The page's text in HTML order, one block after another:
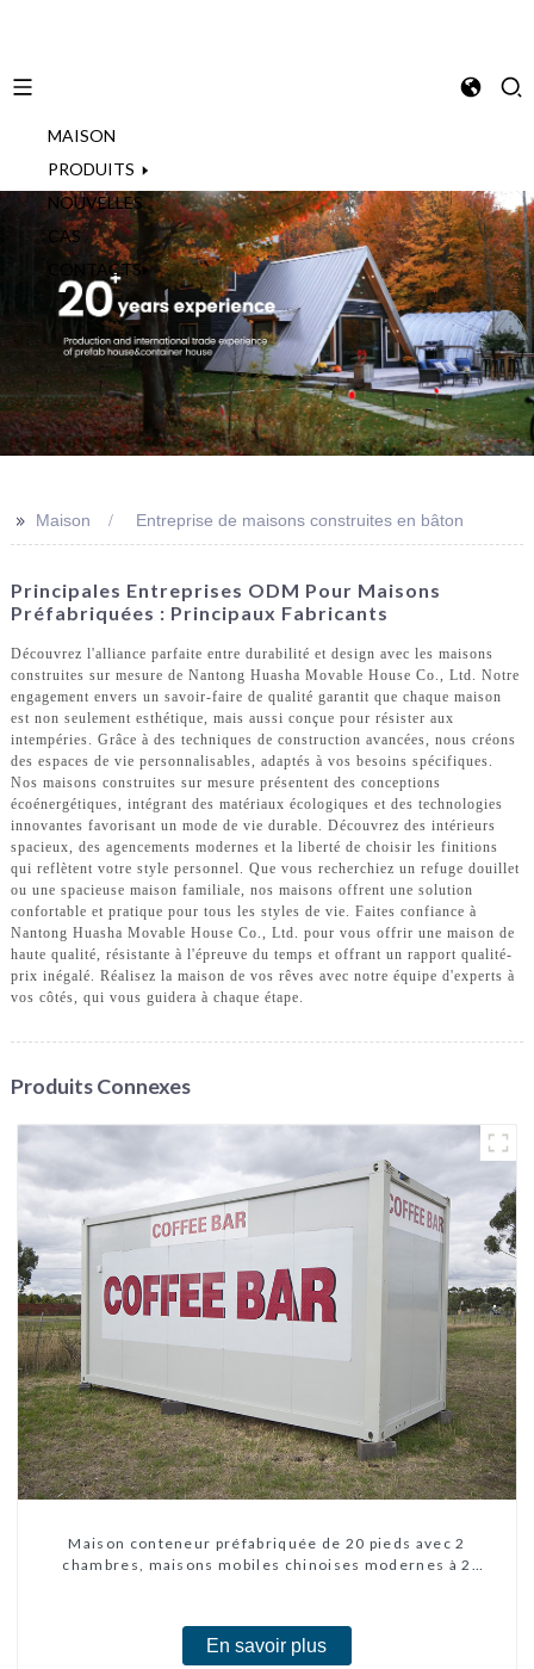
MAISON
PRODUITS
NOUVELLES
CAS
CONTACTS
>> Maison Entreprise de maisons construites en bâton
Principales Entreprises ODM Pour Maisons
Préfabriquées : Principaux Fabricants
Découvrez l'alliance parfaite entre durabilité et design avec les maisons
construites sur mesure de Nantong Huasha Movable House Co., Ltd. Notre
engagement envers un savoir-faire de qualité garantit que chaque maison
est non seulement esthétique, mais aussi conçue pour résister aux
intempéries. Grâce à des techniques de construction avancées, nous créons
des espaces de vie personnalisables, adaptés à vos besoins spécifiques.
Nos maisons construites sur mesure présentent des conceptions
écoénergétiques, intégrant des matériaux écologiques et des technologies
innovantes favorisant un mode de vie durable. Découvrez des intérieurs
spacieux, des agencements modernes et la liberté de choisir les finitions
qui reflètent votre style personnel. Que vous recherchiez un refuge douillet
ou une spacieuse maison familiale, nos maisons offrent une solution
confortable et pratique pour tous les styles de vie. Faites confiance à
Nantong Huasha Movable House Co., Ltd. pour vous offrir une maison de
haute qualité, résistante à l'épreuve du temps et offrant un rapport qualité-
prix inégalé. Réalisez la maison de vos rêves avec notre équipe d'experts à
vos côtés, qui vous guidera à chaque étape.
Produits Connexes
Maison conteneur préfabriquée de 20 pieds avec 2
chambres, maisons mobiles chinoises modernes à 2
En savoir plus